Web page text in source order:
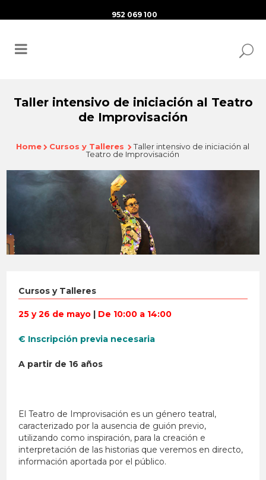
952 069 100
Taller intensivo de iniciación al Teatro
de Improvisación
Home Cursos y Talleres
Taller intensivo de iniciación al
Teatro de Improvisación
Cursos y Talleres
25 y 26 de mayo | De 10:00 a 14:00
€ Inscripción previa necesaria
A partir de 16 años
El Teatro de Improvisación es un género teatral,
caracterizado por la ausencia de guión previo,
utilizando como inspiración, para la creación e
interpretación de las historias que veremos en directo,
información aportada por el público.